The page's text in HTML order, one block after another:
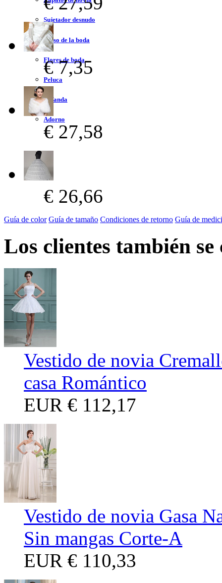
Sujetador desnudo
Bolso de la boda
Flores de boda
Peluca
Bufanda
Adorno
€ 7,35
€ 27,58
€ 26,66
Guía de color Guía de tamaño Condiciones de retorno Guía de
Los clientes también se
Vestido de novia
casa Romántico
EUR € 112,17
Vestido de novia Gasa
Sin mangas Corte-A
EUR € 110,33